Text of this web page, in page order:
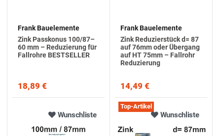
Frank Bauelemente
Zink Passkonus 100/87–
60 mm – Reduzierung für
Fallrohre BESTSELLER
18,89 €
Frank Bauelemente
Zink Reduzierstück d= 87
auf 76mm oder Übergang
auf HT 75mm – Fallrohr
Reduzierung
14,49 €
Wunschliste Wunschliste
Top-Artikel